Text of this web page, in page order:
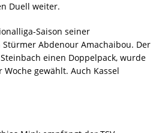
Duell weiter.
Saison seiner
Abdenour Amachaibou. Der
einen Doppelpack, wurde
Woche gewählt. Auch Kassel